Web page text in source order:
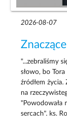
2026-08-07
"...zebraliśmy
słowo, bo
źródłem życia.
na
"Powodowała
sercach". ks.